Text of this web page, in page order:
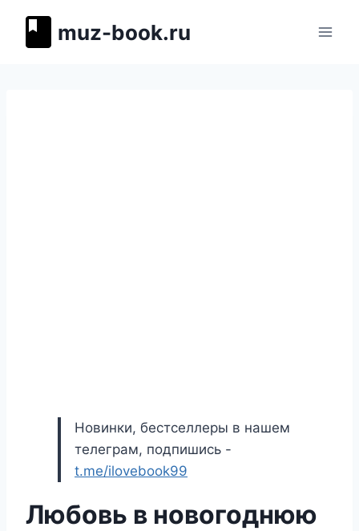
muz-book.ru
Новинки, бестселлеры в нашем
телеграм, подпишись -
t.me/ilovebook99
Любовь в новогоднюю